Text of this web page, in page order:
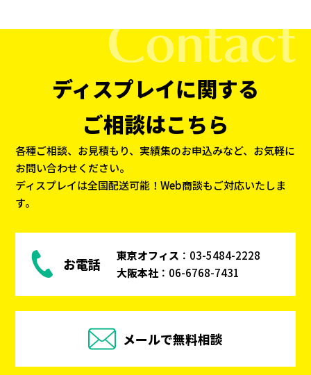
ディスプレイに関する
ご相談はこちら
各種ご相談、お見積もり、実績集のお申込みなど、お気軽に
お問い合わせください。
ディスプレイは全国配送可能！Web商談もご対応いたしま
す。
お電話 東京オフィス ： 03-5484-2228
大阪本社： 06-6768-7431
メールで無料相談